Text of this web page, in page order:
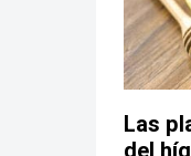
Las